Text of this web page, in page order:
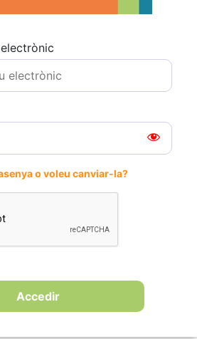
o voleu canviar-la?